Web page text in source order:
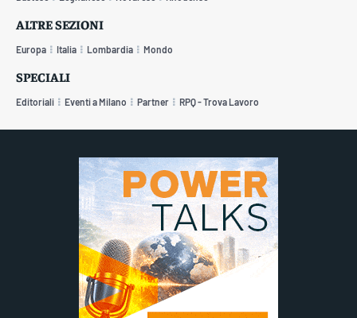
ALTRE SEZIONI
Europa Italia Lombardia Mondo
SPECIALI
Editoriali Eventi a Milano Partner RPQ - Trova Lavoro